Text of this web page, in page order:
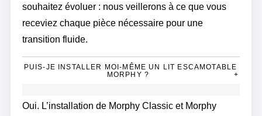
souhaitez évoluer : nous veillerons à ce que vous
receviez chaque pièce nécessaire pour une
transition fluide.
PUIS-JE INSTALLER MOI-MÊME UN LIT ESCAMOTABLE
MORPHY ?
+
Oui. L’installation de Morphy Classic et Morphy